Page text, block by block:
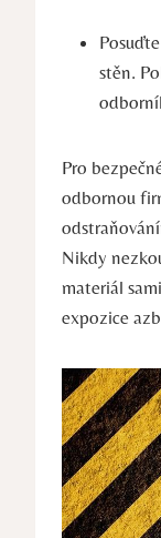
stěn.
Pro
odbornou
Nikdy
‌materiál
expozice